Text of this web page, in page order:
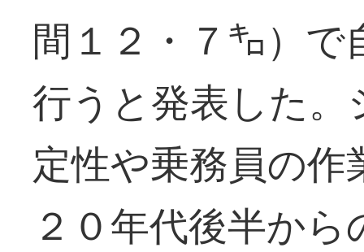
間１２・７㌔）
行うと発表した
定性や乗務員の
２０年代後半か